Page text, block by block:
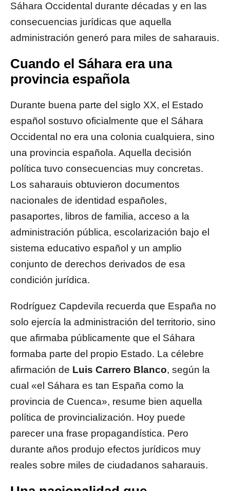
Sáhara Occidental durante décadas y en las
consecuencias jurídicas que aquella
administración generó para miles de saharauis.
Cuando el Sáhara era una
provincia española
Durante buena parte del siglo XX, el Estado
español sostuvo oficialmente que el Sáhara
Occidental no era una colonia cualquiera, sino
una provincia española. Aquella decisión
política tuvo consecuencias muy concretas.
Los saharauis obtuvieron documentos
nacionales de identidad españoles,
pasaportes, libros de familia, acceso a la
administración pública, escolarización bajo el
sistema educativo español y un amplio
conjunto de derechos derivados de esa
condición jurídica.
Rodríguez Capdevila recuerda que España no
solo ejercía la administración del territorio, sino
que afirmaba públicamente que el Sáhara
formaba parte del propio Estado. La célebre
afirmación de Luis Carrero Blanco, según la
cual «el Sáhara es tan España como la
provincia de Cuenca», resume bien aquella
política de provincialización. Hoy puede
parecer una frase propagandística. Pero
durante años produjo efectos jurídicos muy
reales sobre miles de ciudadanos saharauis.